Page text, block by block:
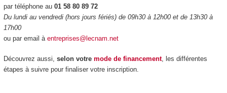
par téléphone au 01 58 80 89 72
Du lundi au vendredi (hors jours fériés) de 09h30 à 12h00 et de 13h30 à
17h00
ou par email à entreprises@lecnam.net
Découvrez aussi, selon votre mode de financement, les différentes
étapes à suivre pour finaliser votre inscription.